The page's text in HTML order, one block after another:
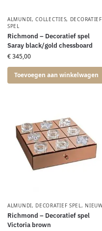
ALMUNDI,COLLECTIES, DECORATIEF
SPEL
Richmond – Decoratief spel
Saray black/gold chessboard
€345,00
Toevoegen aan winkelwagen
ALMUNDI, DECORATIEF SPEL, NIEUW
Richmond – Decoratief spel
Victoria brown